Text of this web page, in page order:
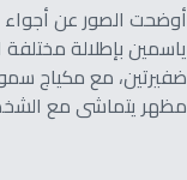
أوضحت الصور عن أجواء
ياسمين بإطلالة
ضفيرتين، مع مكياج
مظهر يتماشى مع